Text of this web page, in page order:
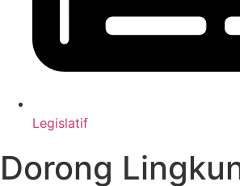
Legislatif
Dorong